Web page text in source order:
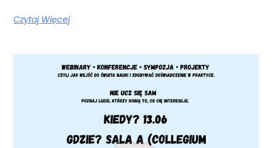
Czytaj Więcej